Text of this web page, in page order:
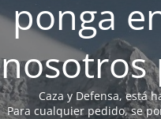
ponga
nosotros
Caza y Defensa, está
Para cualquier pedido, se